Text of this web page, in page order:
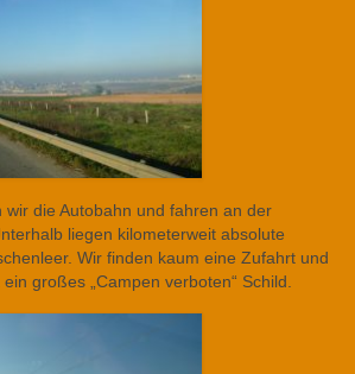
wir die Autobahn und fahren an der
liegen kilometerweit absolute
Wir finden kaum eine Zufahrt und
großes „Campen verboten“ Schild.